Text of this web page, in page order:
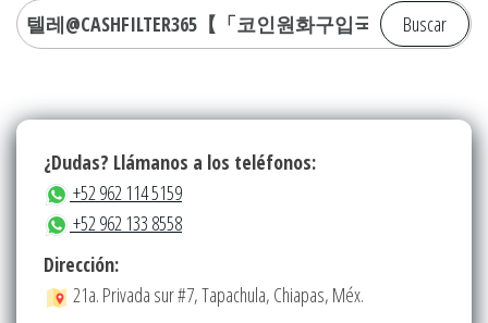
Buscar:
¿Dudas? Llámanos a los teléfonos:
+52 962 114 5159
+52 962 133 8558
Dirección:
21a. Privada sur #7, Tapachula, Chiapas, Méx.